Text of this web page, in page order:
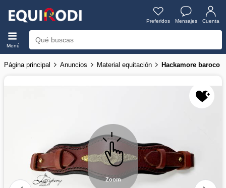
Preferidos Mensajes Cuenta
Menú
Página principal Anuncios Material equitación Hackamore baroco
Zoom